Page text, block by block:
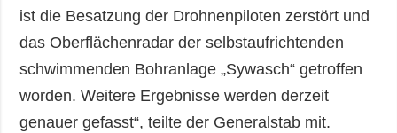
ist die Besatzung der Drohnenpiloten zerstört und
das Oberflächenradar der selbstaufrichtenden
schwimmenden Bohranlage „Sywasch“ getroffen
worden. Weitere Ergebnisse werden derzeit
genauer gefasst“, teilte der Generalstab mit.